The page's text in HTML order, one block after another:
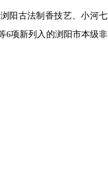
阳古法制香技艺、小河七
6项新列入的浏阳市本级非